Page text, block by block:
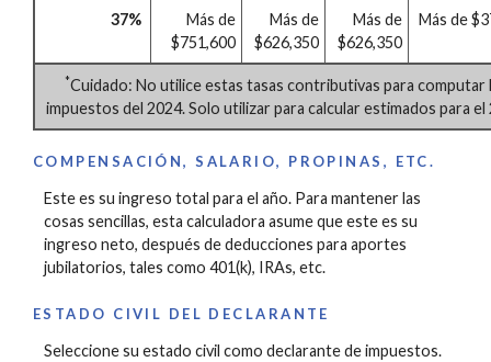
37%
Más de
$751,600
Más de
$626,350
Más de
$626,350
Más de
*Cuidado: No utilice estas tasas contributivas para computar
impuestos del 2024. Solo utilizar para calcular estimados para el
COMPENSACIÓN, SALARIO, PROPINAS, ETC.
Este es su ingreso total para el año. Para mantener las
cosas sencillas, esta calculadora asume que este es su
ingreso neto, después de deducciones para aportes
jubilatorios, tales como 401(k), IRAs, etc.
ESTADO CIVIL DEL DECLARANTE
Seleccione su estado civil como declarante de impuestos.